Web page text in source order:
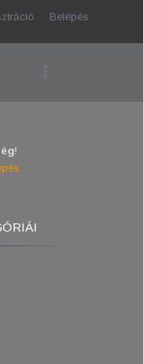
Belépés
!